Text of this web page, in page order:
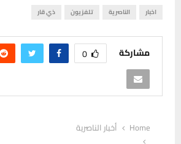
اخبار الناصرية تلفزيون ذي قار
مشاركة 0
Home
أخبار الناصرية